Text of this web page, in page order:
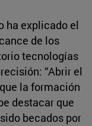
ha explicado el
de los
tecnologías
“Abrir el
la formación
destacar que
becados por